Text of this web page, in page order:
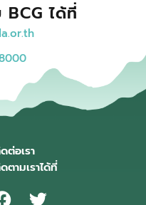
BCG ได้ที่
ต่อเรา
ตามเราได้ที่